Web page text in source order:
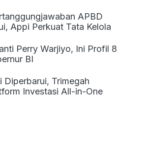
APBD
Appi Perkuat Tata Kelola
Perry Warjiyo, Ini Profil 8
BI
Diperbarui, Trimegah
Investasi All-in-One